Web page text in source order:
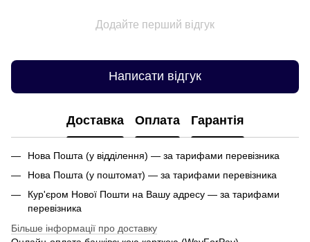
Додайте перший відгук
Написати відгук
Доставка Оплата Гарантія
Нова Пошта (у відділення) — за тарифами перевізника
Нова Пошта (у поштомат) — за тарифами перевізника
Кур'єром Нової Пошти на Вашу адресу — за тарифами
перевізника
Більше інформації про доставку